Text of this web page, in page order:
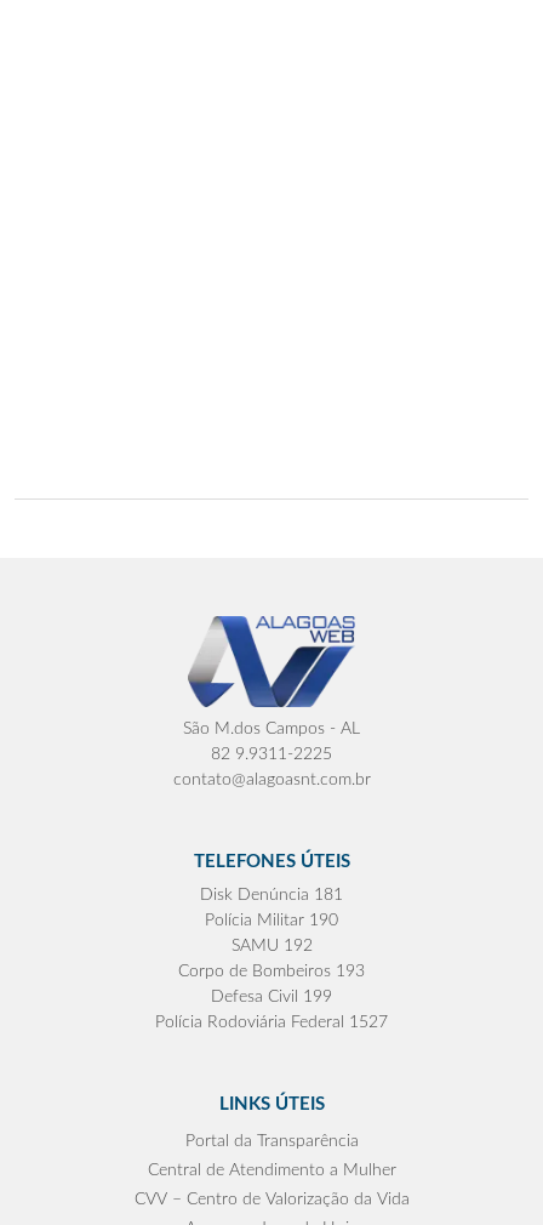
São M.dos Campos - AL
82 9.9311-2225
contato@alagoasnt.com.br
TELEFONES ÚTEIS
Disk Denúncia 181
Polícia Militar 190
SAMU 192
Corpo de Bombeiros 193
Defesa Civil 199
Polícia Rodoviária Federal 1527
LINKS ÚTEIS
Portal da Transparência
Central de Atendimento a Mulher
CVV – Centro de Valorização da Vida